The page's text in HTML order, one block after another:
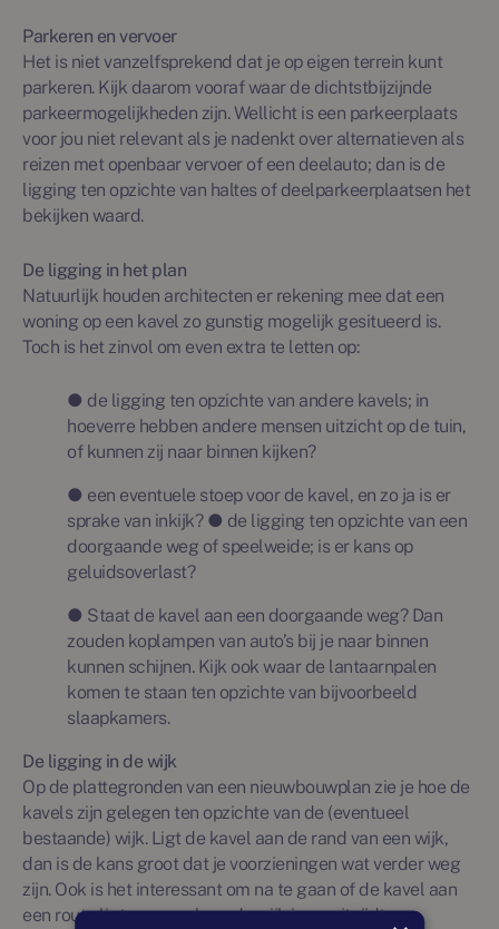
Parkeren en vervoer
Het is niet vanzelfsprekend dat je op eigen terrein kunt
parkeren. Kijk daarom vooraf waar de dichtstbijzijnde
parkeermogelijkheden zijn. Wellicht is een parkeerplaats
voor jou niet relevant als je nadenkt over alternatieven als
reizen met openbaar vervoer of een deelauto; dan is de
ligging ten opzichte van haltes of deelparkeerplaatsen het
bekijken waard.
De ligging in het plan
Natuurlijk houden architecten er rekening mee dat een
woning op een kavel zo gunstig mogelijk gesitueerd is.
Toch is het zinvol om even extra te letten op:
● de ligging ten opzichte van andere kavels; in
hoeverre hebben andere mensen uitzicht op de tuin,
of kunnen zij naar binnen kijken?
● een eventuele stoep voor de kavel, en zo ja is er
sprake van inkijk? ● de ligging ten opzichte van een
doorgaande weg of speelweide; is er kans op
geluidsoverlast?
● Staat de kavel aan een doorgaande weg? Dan
zouden koplampen van auto’s bij je naar binnen
kunnen schijnen. Kijk ook waar de lantaarnpalen
komen te staan ten opzichte van bijvoorbeeld
slaapkamers.
De ligging in de wijk
Op de plattegronden van een nieuwbouwplan zie je hoe de
kavels zijn gelegen ten opzichte van de (eventueel
bestaande) wijk. Ligt de kavel aan de rand van een wijk,
dan is de kans groot dat je voorzieningen wat verder weg
zijn. Ook is het interessant om na te gaan of de kavel aan
een route ligt waar verkeer de wijk in en uit rijdt.